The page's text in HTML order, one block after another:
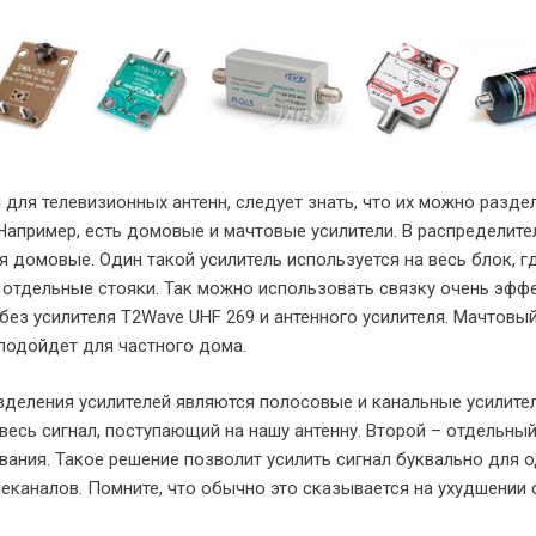
телевизионных антенн, следует знать, что их можно
есть домовые и мачтовые усилители. В
домовые. Один такой усилитель используется на весь блок,
стояки. Так можно использовать связку очень
усилителя T2Wave UHF 269 и антенного усилителя.
для частного дома.
усилителей являются полосовые и канальные
сигнал, поступающий на нашу антенну. Второй –
Такое решение позволит усилить сигнал буквально для
Помните, что обычно это сказывается на ухудшении